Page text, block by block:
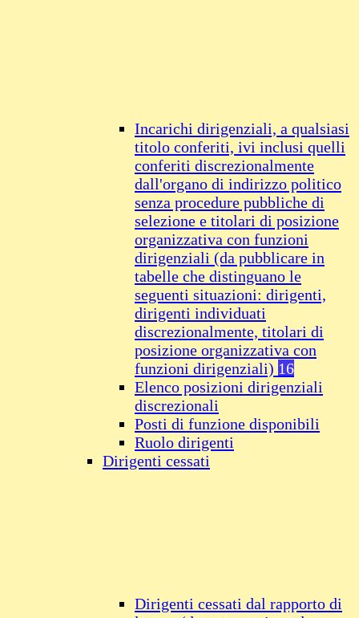
Incarichi dirigenziali, a qualsiasi
titolo conferiti, ivi inclusi quelli
conferiti discrezionalmente
dall'organo di indirizzo politico
senza procedure pubbliche di
selezione e titolari di posizione
organizzativa con funzioni
dirigenziali (da pubblicare in
tabelle che distinguano le
seguenti situazioni: dirigenti,
dirigenti individuati
discrezionalmente, titolari di
posizione organizzativa con
funzioni dirigenziali) 16
Elenco posizioni dirigenziali
discrezionali
Posti di funzione disponibili
Ruolo dirigenti
Dirigenti cessati
Dirigenti cessati dal rapporto di